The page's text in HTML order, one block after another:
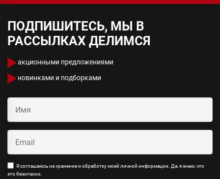
ПОДПИШИТЕСЬ, МЫ В
РАССЫЛКАХ ДЕЛИМСЯ
акционными предложениями
новинками и подборками
Я соглашаюсь на хранение и обработку моей личной информации. Да, я знаю, что
это безопасно.